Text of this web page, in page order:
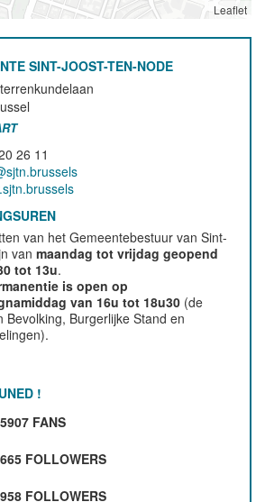
Leaflet
SINT-JOOST-TEN-NODE
26 11
van het Gemeentebestuur van Sint-
vanmaandag tot vrijdag geopend
tot 13u.
is open op
van 16u tot 18u30 (de
Bevolking, Burgerlijke Stand en
!
5907 FANS
665 FOLLOWERS
958 FOLLOWERS